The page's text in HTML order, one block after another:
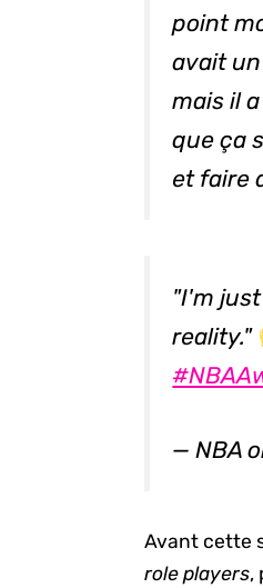
point
avait
mais il
que ça
et faire
"I'm
reality."
— NBA
Avant cette
role players,